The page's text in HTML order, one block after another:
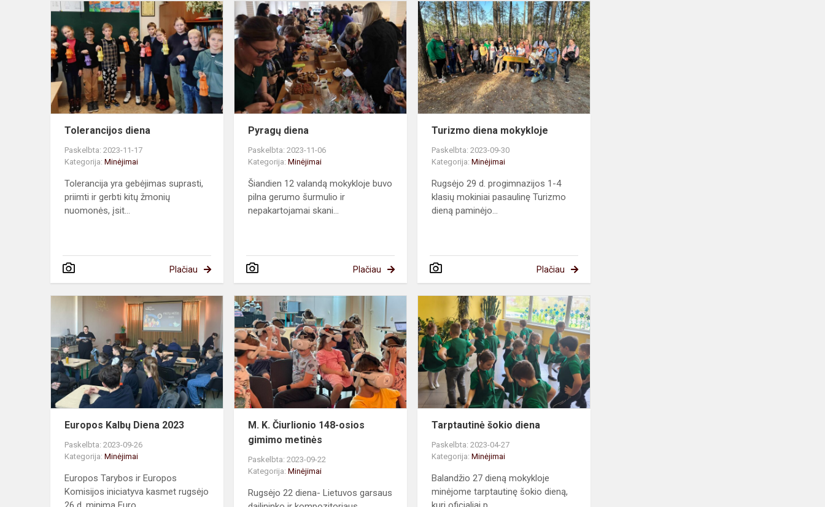
Tolerancijos
diena
Tolerancijos diena
Paskelbta: 2023-11-17
Kategorija: Minėjimai
Tolerancija yra gebėjimas suprasti,
priimti ir gerbti kitų žmonių
nuomonės, įsit...
Plačiau
Pyragų
diena
Pyragų diena
Paskelbta: 2023-11-06
Kategorija:Minėjimai
Šiandien 12 valandą mokykloje buvo
pilna gerumo šurmulio ir
nepakartojamai skani...
Plačiau
Turizmo
diena
mokykloje
Turizmo diena mokykloje
Paskelbta: 2023-09-30
Kategorija:Minėjimai
Rugsėjo 29 d. progimnazijos 1-4
klasių mokiniai pasaulinę Turizmo
dieną paminėjo...
Plačiau
Europos
Kalbų
Diena
2023
Europos Kalbų Diena 2023
Paskelbta: 2023-09-26
Kategorija: Minėjimai
Europos Tarybos ir Europos
Komisijos iniciatyva kasmet rugsėjo
Čiurlionio
148-
osios
gimimo
metinės
M. K. Čiurlionio 148-osios
gimimo metinės
Paskelbta: 2023-09-22
Kategorija:Minėjimai
Rugsėjo 22 diena- Lietuvos garsaus
Tarptautinė
šokio
diena
Tarptautinė šokio diena
Paskelbta: 2023-04-27
Kategorija:Minėjimai
Balandžio 27 dieną mokykloje
minėjome tarptautinę šokio dieną,